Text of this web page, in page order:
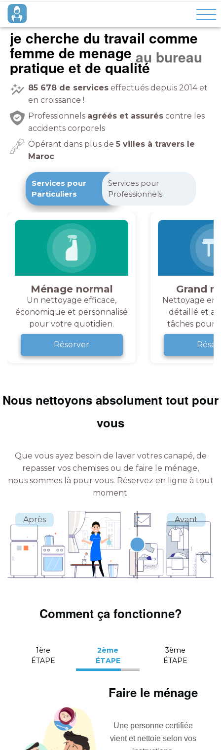
je cherche du travail comme
femme de menage à domicile
pratique et de qualité
85 678 de services effectués depuis 2014 et
en croissance !
Professionnels agréés et assurés contre les
accidents corporels
Opérant dans plus de 5 villes à travers le
Maroc
Services pour
Particuliers
Services pour
Professionnels
Ménage normal
Un nettoyage efficace,
économique et personnalisé
pour votre quotidien.
Réserver
Grand
Nettoyage en
détaillé et
tâches pour
Nous nettoyons absolument tout pour
vous
Que vous ayez besoin de laver votres canapé, de
repasser vos chemises ou de faire le ménage,
nous sommes là pour vous. Réservez en ligne à tout
moment.
Comment ça fonctionne?
1ère
ÉTAPE
2ème
ÉTAPE
3ème
ÉTAPE
Faire le ménage
Une personne certifiée
vient et nettoie selon vos